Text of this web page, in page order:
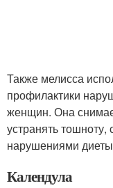
Также мелисса
профилактики
женщин. Она
устранять
нарушениями
Календула